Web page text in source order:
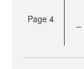
Page 4